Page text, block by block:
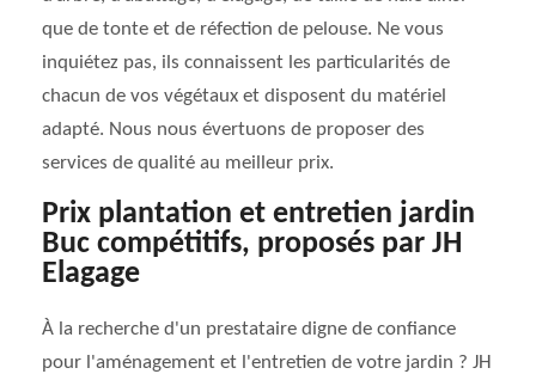
que de tonte et de réfection de pelouse. Ne vous
inquiétez pas, ils connaissent les particularités de
chacun de vos végétaux et disposent du matériel
adapté. Nous nous évertuons de proposer des
services de qualité au meilleur prix.
Prix plantation et entretien jardin
Buc compétitifs, proposés par JH
Elagage
À la recherche d'un prestataire digne de confiance
pour l'aménagement et l'entretien de votre jardin ? JH